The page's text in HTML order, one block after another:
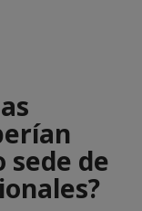
sede de